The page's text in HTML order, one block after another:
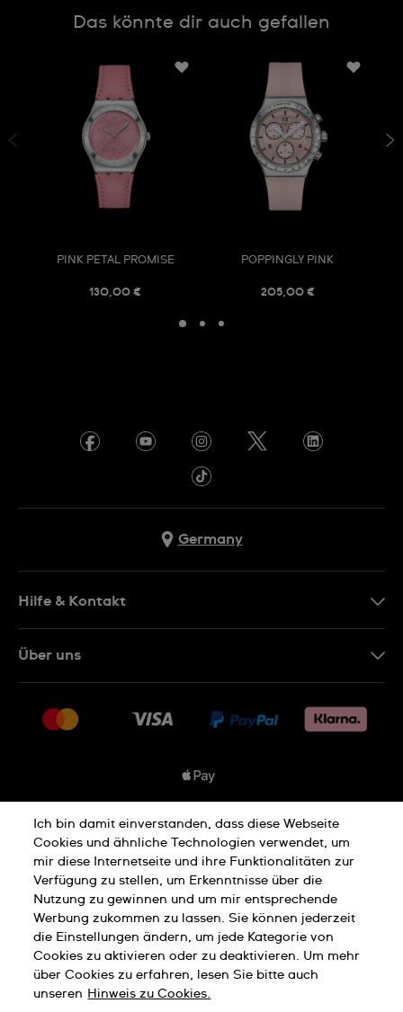
Das könnte dir auch gefallen
PINK PETAL PROMISE
130,00 €
POPPINGLY PINK
205,00 €
Germany
Hilfe & Kontakt
Rücksendung und Entsorgung
Über uns
Jobs
Datenschutzbedingungen
Cookies Hinweis Nutzungsbedingungen
Impressum
Ich bin damit einverstanden, dass diese Webseite
Cookies und ähnliche Technologien verwendet, um
mir diese Internetseite und ihre Funktionalitäten zur
Verfügung zu stellen, um Erkenntnisse über die
Nutzung zu gewinnen und um mir entsprechende
Werbung zukommen zu lassen. Sie können jederzeit
die Einstellungen ändern, um jede Kategorie von
Cookies zu aktivieren oder zu deaktivieren. Um mehr
über Cookies zu erfahren, lesen Sie bitte auch
unseren Hinweis zu Cookies.